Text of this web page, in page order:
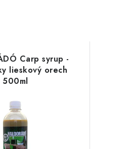
Carp syrup -
lieskový orech
500ml